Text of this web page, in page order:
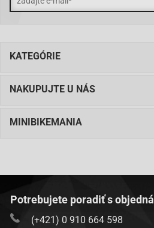
KATEGÓRIE
NAKUPUJTE U NÁS
MINIBIKEMANIA
Potrebujete poradiť s
(+421) 0 910 664 598